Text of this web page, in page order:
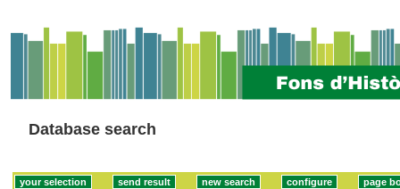
Database search